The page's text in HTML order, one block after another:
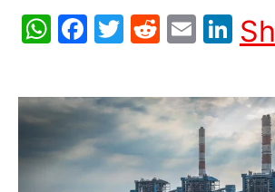
WhatsApp
Facebook
Twitter
Reddit
Email